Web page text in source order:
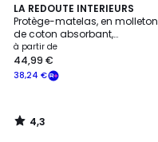
LA REDOUTE INTERIEURS
Protège-matelas, en molleton
de coton absorbant,
imperméable, hauteur maxi 30
cm
à partir de
38,24 €
44,99 €
4,3
/ 5
4,3
/